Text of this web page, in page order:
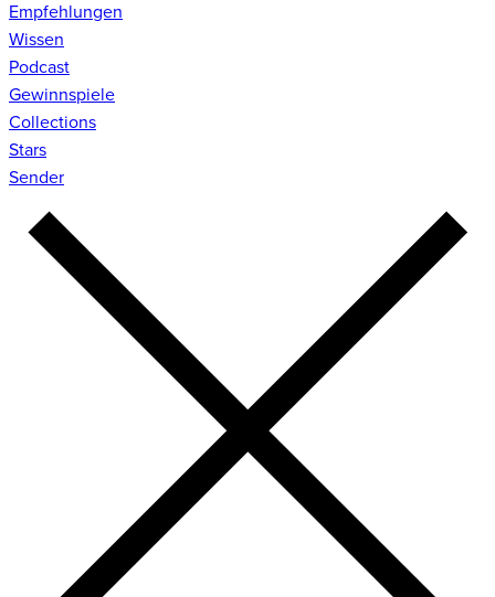
Empfehlungen
Wissen
Podcast
Gewinnspiele
Collections
Stars
Sender